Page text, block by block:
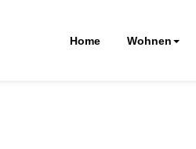
Home Wohnen